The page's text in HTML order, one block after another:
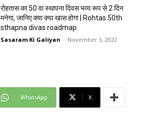
रोहतास का 50 वा स्थापना दिवस भव्य रूप से 2 दिन
मनेगा, जानिए क्या क्या खास होगा | Rohtas 50th
sthapna divas roadmap
Sasaram Ki Galiyan - November 3, 2022
WhatsApp X